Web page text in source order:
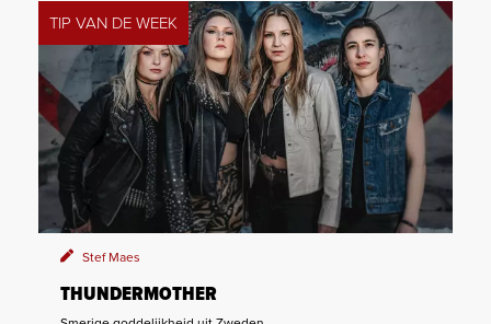
TIP VAN DE WEEK
Stef Maes
THUNDERMOTHER